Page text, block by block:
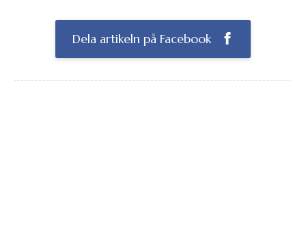
Dela artikeln på Facebook